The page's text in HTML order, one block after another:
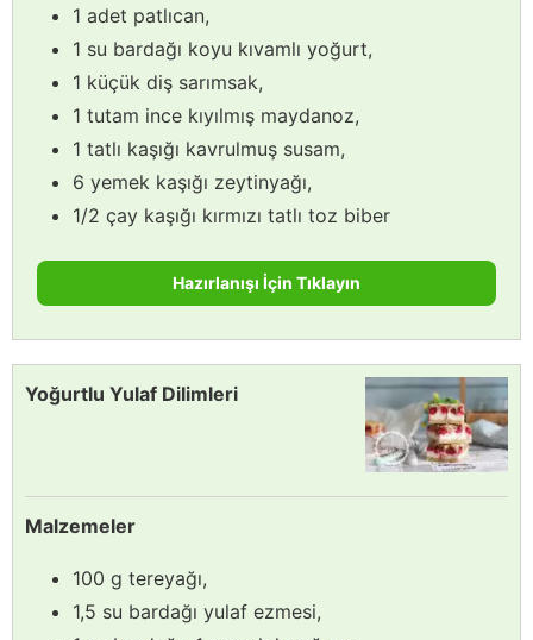
1 adet patlıcan,
1 su bardağı koyu kıvamlı yoğurt,
1 küçük diş sarımsak,
1 tutam ince kıyılmış maydanoz,
1 tatlı kaşığı kavrulmuş susam,
6 yemek kaşığı zeytinyağı,
1/2 çay kaşığı kırmızı tatlı toz biber
Hazırlanışı İçin Tıklayın
Yoğurtlu Yulaf Dilimleri
Malzemeler
100 g tereyağı,
1,5 su bardağı yulaf ezmesi,